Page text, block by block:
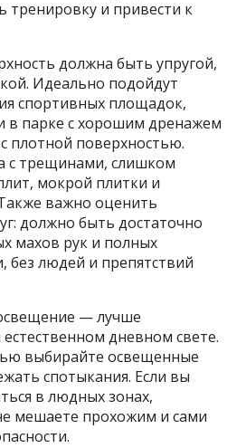
тренировку и привести к
должна быть упругой,
Идеально подойдут
спортивных площадок,
в парке с хорошим дренажем
плотной поверхностью.
с трещинами, слишком
мокрой плитки и
важно оценить
должно быть достаточно
махов рук и полных
без людей и препятствий
— лучше
дневном свете.
выбирайте освещенные
спотыкания. Если вы
в людных зонах,
мешаете прохожим и сами